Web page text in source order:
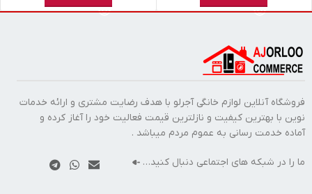
فروشگاه آنلاین لوازم خانگی آجرلو با هدف رضایت مشتری و ارائه خدمات
نوین با بهترین کیفیت و نازلترین قیمت فعالیت خود را آغاز کرده و
آماده خدمت رسانی به عموم مردم میباشد .
ما را در شبکه های اجتماعی دنبال کنید…